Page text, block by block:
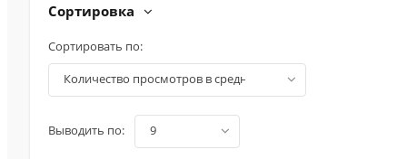
Сортировка
Сортировать по:
количество просмотров в среднем (по убыванию)
Выводить по: 9